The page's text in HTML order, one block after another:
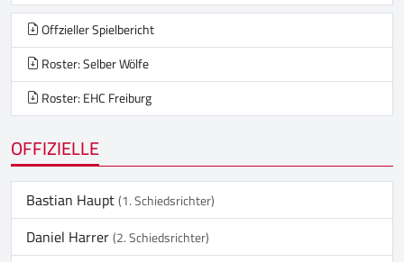
Offzieller Spielbericht
Roster: Selber Wölfe
Roster: EHC Freiburg
OFFIZIELLE
Bastian Haupt(1. Schiedsrichter)
Daniel Harrer(2. Schiedsrichter)